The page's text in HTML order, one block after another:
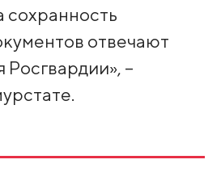
отвечают
Росгвардии», –